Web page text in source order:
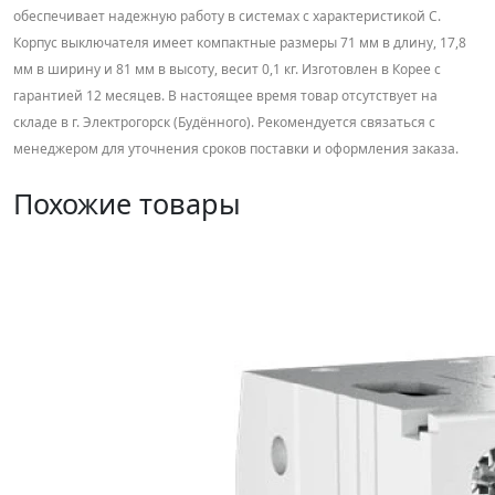
обеспечивает надежную работу в системах с характеристикой C.
Корпус выключателя имеет компактные размеры 71 мм в длину, 17,8
мм в ширину и 81 мм в высоту, весит 0,1 кг. Изготовлен в Корее с
гарантией 12 месяцев. В настоящее время товар отсутствует на
складе в г. Электрогорск (Будённого). Рекомендуется связаться с
менеджером для уточнения сроков поставки и оформления заказа.
Похожие товары